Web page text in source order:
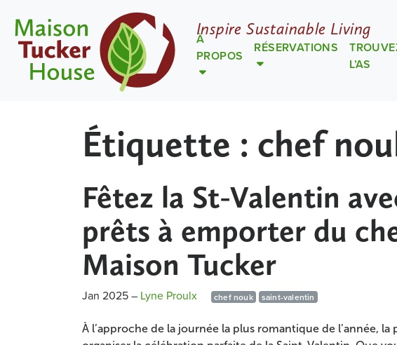
Inspire Sustainable Living
À
PROPOS
RÉSERVATIONS
L’AS
Étiquette : chef
Fêtez la St-Valentin
prêts à emporter du
Maison Tucker
Jan 2025– Lyne Proulx chef nouk saint-valentin
À l’approche de la journée la plus romantique de l’année,